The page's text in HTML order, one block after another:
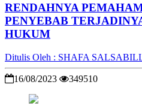
RENDAHNYA
PENYEBAB
HUKUM
Ditulis Oleh : SHAFA
16/08/2023 349510